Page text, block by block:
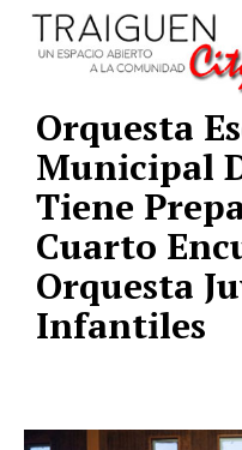
Orquesta
Municipal
Tiene
Cuarto
Orquesta
Infantiles